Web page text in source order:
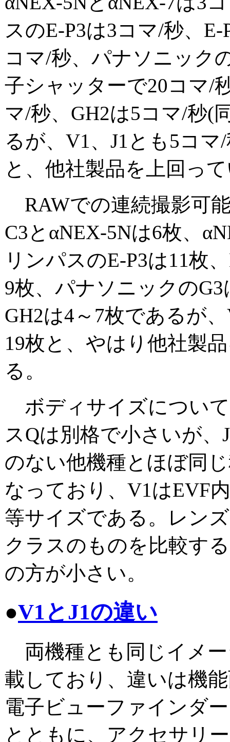
スのE-P3は3コマ/秒、
コマ/秒、パナソニック
子シャッターで20コマ/
マ/秒、GH2は5コマ/秒(
るが、V1、J1とも5コマ
と、他社製品を上回っ
RAWでの連続撮影可
C3とαNEX-5Nは6枚、
リンパスのE-P3は11枚
9枚、パナソニックのG3
GH2は4～7枚であるが
19枚と、やはり他社製
る。
ボディサイズについ
スQは別格で小さいが
のない他機種とほぼ同
なっており、V1はEVF
等サイズである。レン
クラスのものを比較す
の方が小さい。
●V1とJ1の違い
両機種とも同じイメ
載しており、違いは機
電子ビューファインダ
とともに、アクセサリ